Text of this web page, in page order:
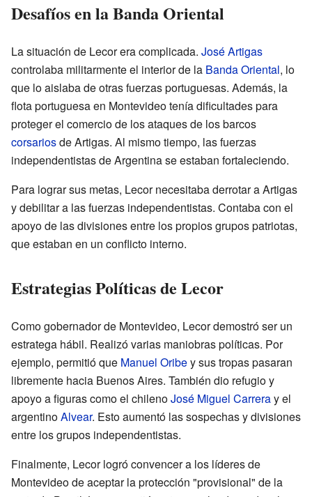
Desafíos en la Banda Oriental
La situación de Lecor era complicada. José Artigas
controlaba militarmente el interior de la Banda Oriental, lo
que lo aislaba de otras fuerzas portuguesas. Además, la
flota portuguesa en Montevideo tenía dificultades para
proteger el comercio de los ataques de los barcos
corsariosde Artigas. Al mismo tiempo, las fuerzas
independentistas de Argentina se estaban fortaleciendo.
Para lograr sus metas, Lecor necesitaba derrotar a Artigas
y debilitar a las fuerzas independentistas. Contaba con el
apoyo de las divisiones entre los propios grupos patriotas,
que estaban en un conflicto interno.
Estrategias Políticas de Lecor
Como gobernador de Montevideo, Lecor demostró ser un
estratega hábil. Realizó varias maniobras políticas. Por
ejemplo, permitió que Manuel Oribey sus tropas pasaran
libremente hacia Buenos Aires. También dio refugio y
apoyo a figuras como el chilenoJosé Miguel Carreray el
argentinoAlvear. Esto aumentó las sospechas y divisiones
entre los grupos independentistas.
Finalmente, Lecor logró convencer a los líderes de
Montevideo de aceptar la protección "provisional" de la